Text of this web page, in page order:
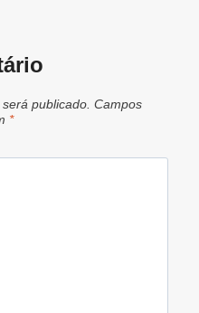
publicado. Campos
*